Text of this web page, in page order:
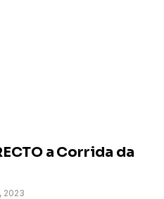
a Corrida da
2023